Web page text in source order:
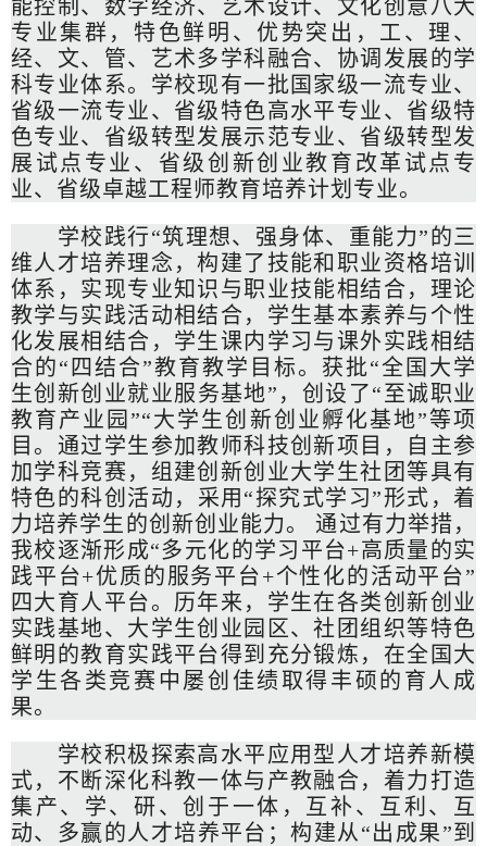
能控制、数字经济、艺术设计、文化创意八大
专业集群，特色鲜明、优势突出，工、理、
经、文、管、艺术多学科融合、协调发展的学
科专业体系。学校现有一批国家级一流专业、
省级一流专业、省级特色高水平专业、省级特
色专业、省级转型发展示范专业、省级转型发
展试点专业、省级创新创业教育改革试点专
业、省级卓越工程师教育培养计划专业。
学校践行“筑理想、强身体、重能力”的三
维人才培养理念，构建了技能和职业资格培训
体系，实现专业知识与职业技能相结合，理论
教学与实践活动相结合，学生基本素养与个性
化发展相结合，学生课内学习与课外实践相结
合的“四结合”教育教学目标。获批“全国大学
生创新创业就业服务基地”，创设了“至诚职业
教育产业园”“大学生创新创业孵化基地”等项
目。通过学生参加教师科技创新项目，自主参
加学科竞赛，组建创新创业大学生社团等具有
特色的科创活动，采用“探究式学习”形式，着
力培养学生的创新创业能力。 通过有力举措，
我校逐渐形成“多元化的学习平台+高质量的实
践平台+优质的服务平台+个性化的活动平台”
四大育人平台。历年来，学生在各类创新创业
实践基地、大学生创业园区、社团组织等特色
鲜明的教育实践平台得到充分锻炼，在全国大
学生各类竞赛中屡创佳绩取得丰硕的育人成
果。
学校积极探索高水平应用型人才培养新模
式，不断深化科教一体与产教融合，着力打造
集产、学、研、创于一体，互补、互利、互
动、多赢的人才培养平台；构建从“出成果”到